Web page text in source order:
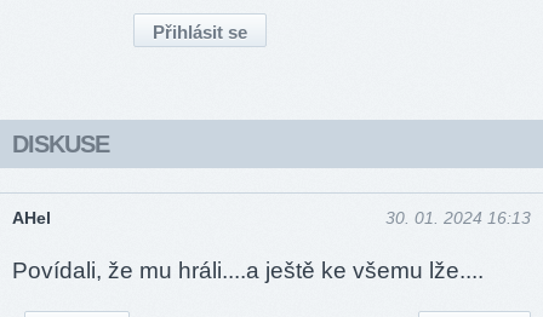
DISKUSE
AHel 30. 01. 2024 16:13
Povídali, že mu hráli....a ještě ke všemu lže....